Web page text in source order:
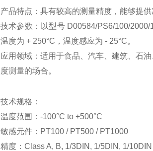
产品特点：具有较高的测量精度，能够提
技术参数：以型号 D00584/PS6/100/
温度为 + 250°C，温度感应为 - 25°C。
应用领域：适用于食品、汽车、建筑、石
度测量的场合。
技术规格：
温度范围：-100°C to +500°C
敏感元件：PT100 / PT500 / PT1000
精度：Class A, B, 1/3DIN, 1/5DIN, 1/10DIN